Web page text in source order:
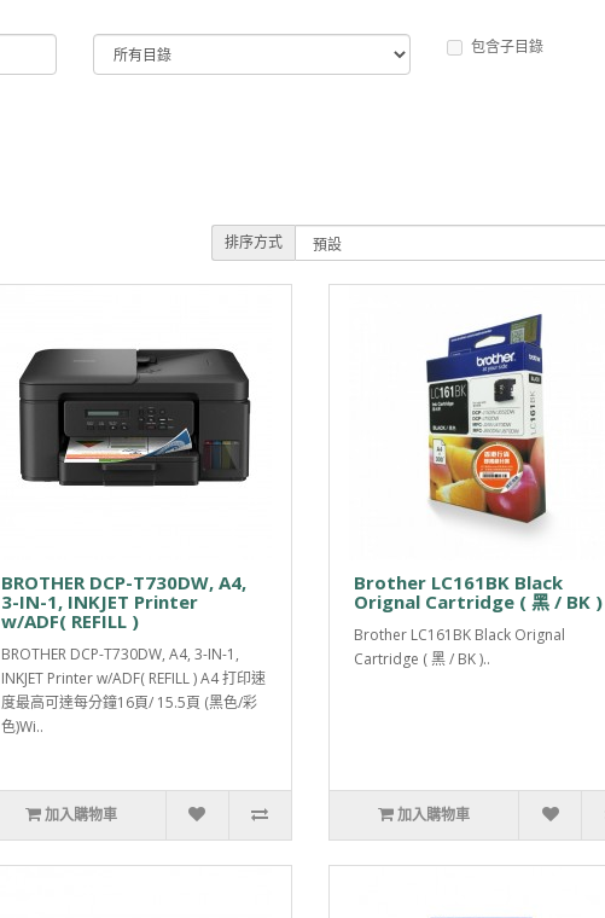
包含子目錄
排序方式
BROTHER DCP-T730DW, A4,
3-IN-1, INKJET Printer
w/ADF( REFILL )
BROTHER DCP-T730DW, A4, 3-IN-1,
INKJET Printer w/ADF( REFILL ) A4 打印速
度最高可達每分鐘16頁/ 15.5頁 (黑色/彩
色)Wi..
加入購物車
Brother LC161BK Black
Orignal Cartridge ( 黑 / BK )
Brother LC161BK Black Orignal
Cartridge ( 黑 / BK )..
加入購物車